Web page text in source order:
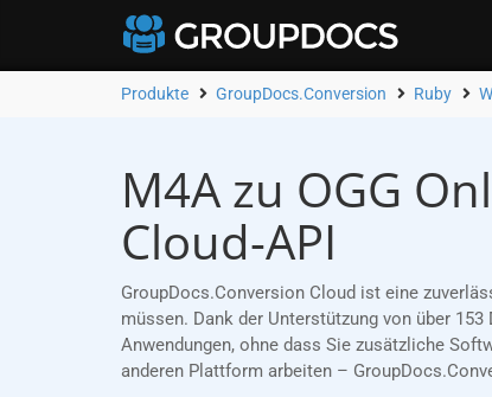
Produkte GroupDocs.Conversion Ruby
M4A zu OGG
Cloud-API
GroupDocs.Conversion Cloud ist eine
müssen. Dank der Unterstützung von über
Anwendungen, ohne dass Sie zusätzliche
anderen Plattform arbeiten –